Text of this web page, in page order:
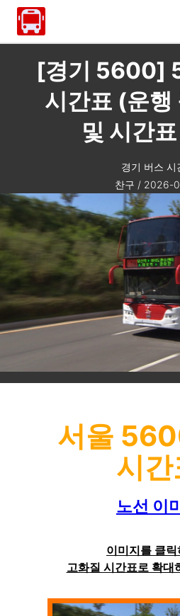
[경기 5600]
시간표 (운행
및 시간
경기 버스 시
찬구 / 2026-
서울
시간
노선 이
이미지를 클릭
고화질 시간표로 확대